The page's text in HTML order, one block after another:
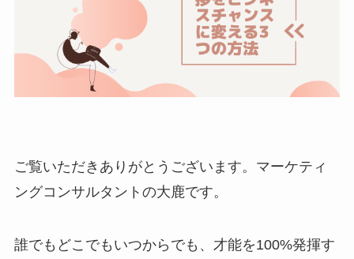
ご覧いただきありがとうございます。マーケティ
ングコンサルタントの大鹿です。
誰でもどこでもいつからでも、才能を100%発揮す